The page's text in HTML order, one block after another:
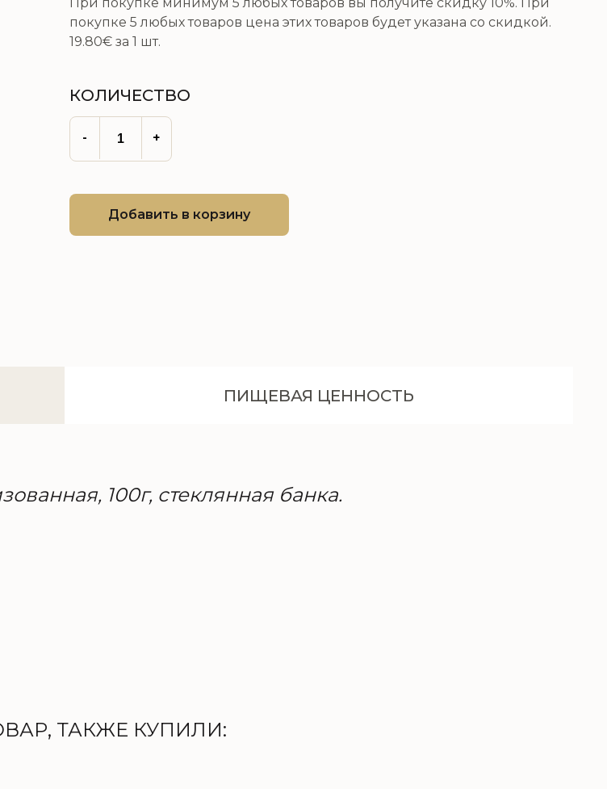
покупке 5 любых товаров цена этих товаров будет указана со скидкой.
19.80€ за 1 шт.
КОЛИЧЕСТВО
- +
Добавить в корзину
ПИЩЕВАЯ ЦЕННОСТЬ
100г, стеклянная банка.
ТАКЖЕ КУПИЛИ: